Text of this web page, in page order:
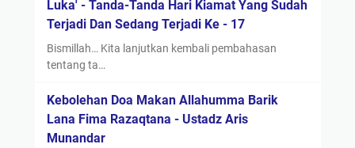
Luka' - Tanda-Tanda Hari Kiamat Yang Sudah
Terjadi Dan Sedang Terjadi Ke - 17
Bismillah… Kita lanjutkan kembali pembahasan
tentang ta…
Kebolehan Doa Makan Allahumma Barik
Lana Fima Razaqtana - Ustadz Aris
Munandar